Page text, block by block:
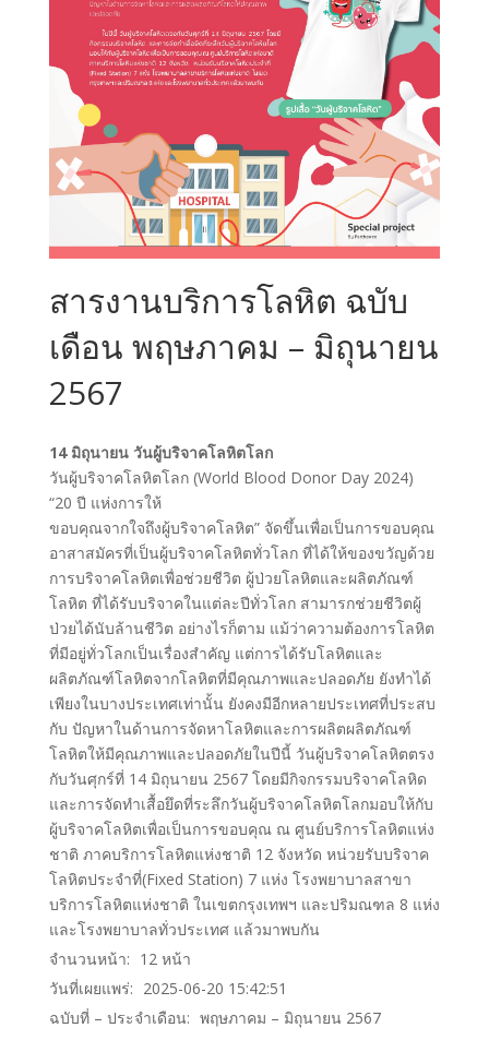
สารงานบริการโลหิต ฉบับ
เดือน พฤษภาคม – มิถุนายน
2567
14 มิถุนายน วันผู้บริจาคโลหิตโลก
วันผู้บริจาคโลหิตโลก (World Blood Donor Day 2024)
“20 ปี แห่งการให้
ขอบคุณจากใจถึงผู้บริจาคโลหิต” จัดขึ้นเพื่อเป็นการขอบคุณ
อาสาสมัครที่เป็นผู้บริจาคโลหิตทั่วโลก ที่ได้ให้ของขวัญด้วย
การบริจาคโลหิตเพื่อช่วยชีวิต ผู้ป่วยโลหิตและผลิตภัณฑ์
โลหิต ที่ได้รับบริจาคในแต่ละปีทั่วโลก สามารกช่วยชีวิตผู้
ป่วยได้นับล้านชีวิต อย่างไรก็ตาม แม้ว่าความต้องการโลหิต
ที่มีอยู่ทั่วโลกเป็นเรื่องสำคัญ แต่การได้รับโลหิตและ
ผลิตภัณฑ์โลหิตจากโลหิตที่มีคุณภาพและปลอดภัย ยังทำได้
เพียงในบางประเทศเท่านั้น ยังคงมีอีกหลายประเทศที่ประสบ
กับ ปัญหาในด้านการจัดหาโลหิตและการผลิตผลิตภัณฑ์
โลหิตให้มีคุณภาพและปลอดภัยในปีนี้ วันผู้บริจาคโลหิตตรง
กับวันศุกร์ที่ 14 มิถุนายน 2567 โดยมีกิจกรรมบริจาคโลหิด
และการจัดทำเสื้อยึดที่ระลึกวันผู้บริจาคโลหิตโลกมอบให้กับ
ผู้บริจาคโลหิตเพื่อเป็นการขอบคุณ ณ ศูนย์บริการโลหิตแห่ง
ชาติ ภาคบริการโลหิตแห่งชาติ 12 จังหวัด หน่วยรับบริจาค
โลหิตประจำที่(Fixed Station) 7 แห่ง โรงพยาบาลสาขา
บริการโลหิตแห่งชาติ ในเขตกรุงเทพฯ และปริมณฑล 8 แห่ง
และโรงพยาบาลทั่วประเทศ แล้วมาพบกัน
จำนวนหน้า: 12 หน้า
วันที่เผยแพร่: 2025-06-20 15:42:51
ฉบับที่ – ประจำเดือน: พฤษภาคม – มิถุนายน 2567